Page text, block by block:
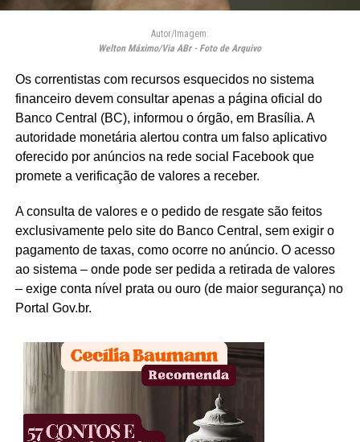
Autor/Imagem:
Welton Máximo/Via ABr - Foto de Arquivo
Os correntistas com recursos esquecidos no sistema
financeiro devem consultar apenas a página oficial do
Banco Central (BC), informou o órgão, em Brasília. A
autoridade monetária alertou contra um falso aplicativo
oferecido por anúncios na rede social Facebook que
promete a verificação de valores a receber.
A consulta de valores e o pedido de resgate são feitos
exclusivamente pelo site do Banco Central, sem exigir o
pagamento de taxas, como ocorre no anúncio. O acesso
ao sistema – onde pode ser pedida a retirada de valores
– exige conta nível prata ou ouro (de maior segurança) no
Portal Gov.br.